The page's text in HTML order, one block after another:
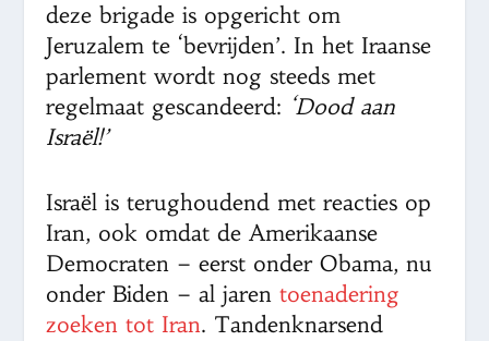
deze brigade is opgericht om
Jeruzalem te ‘bevrijden’. In het Iraanse
parlement wordt nog steeds met
regelmaat gescandeerd: ‘Dood aan
Israël!’
Israël is terughoudend met reacties op
Iran, ook omdat de Amerikaanse
Democraten – eerst onder Obama, nu
onder Biden – al jarentoenadering
zoeken tot Iran. Tandenknarsend